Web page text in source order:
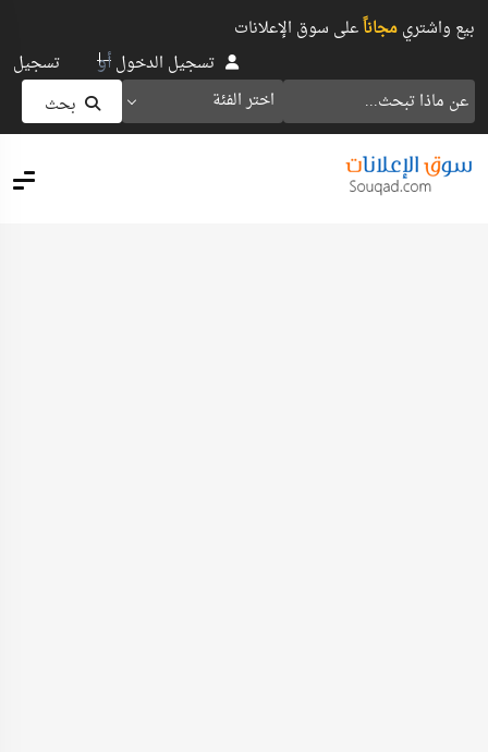
بيع واشتريمجاناًعلى سوق الإعلانات
اختر الفئة بحث
تسجيل الدخولأو تسجيل